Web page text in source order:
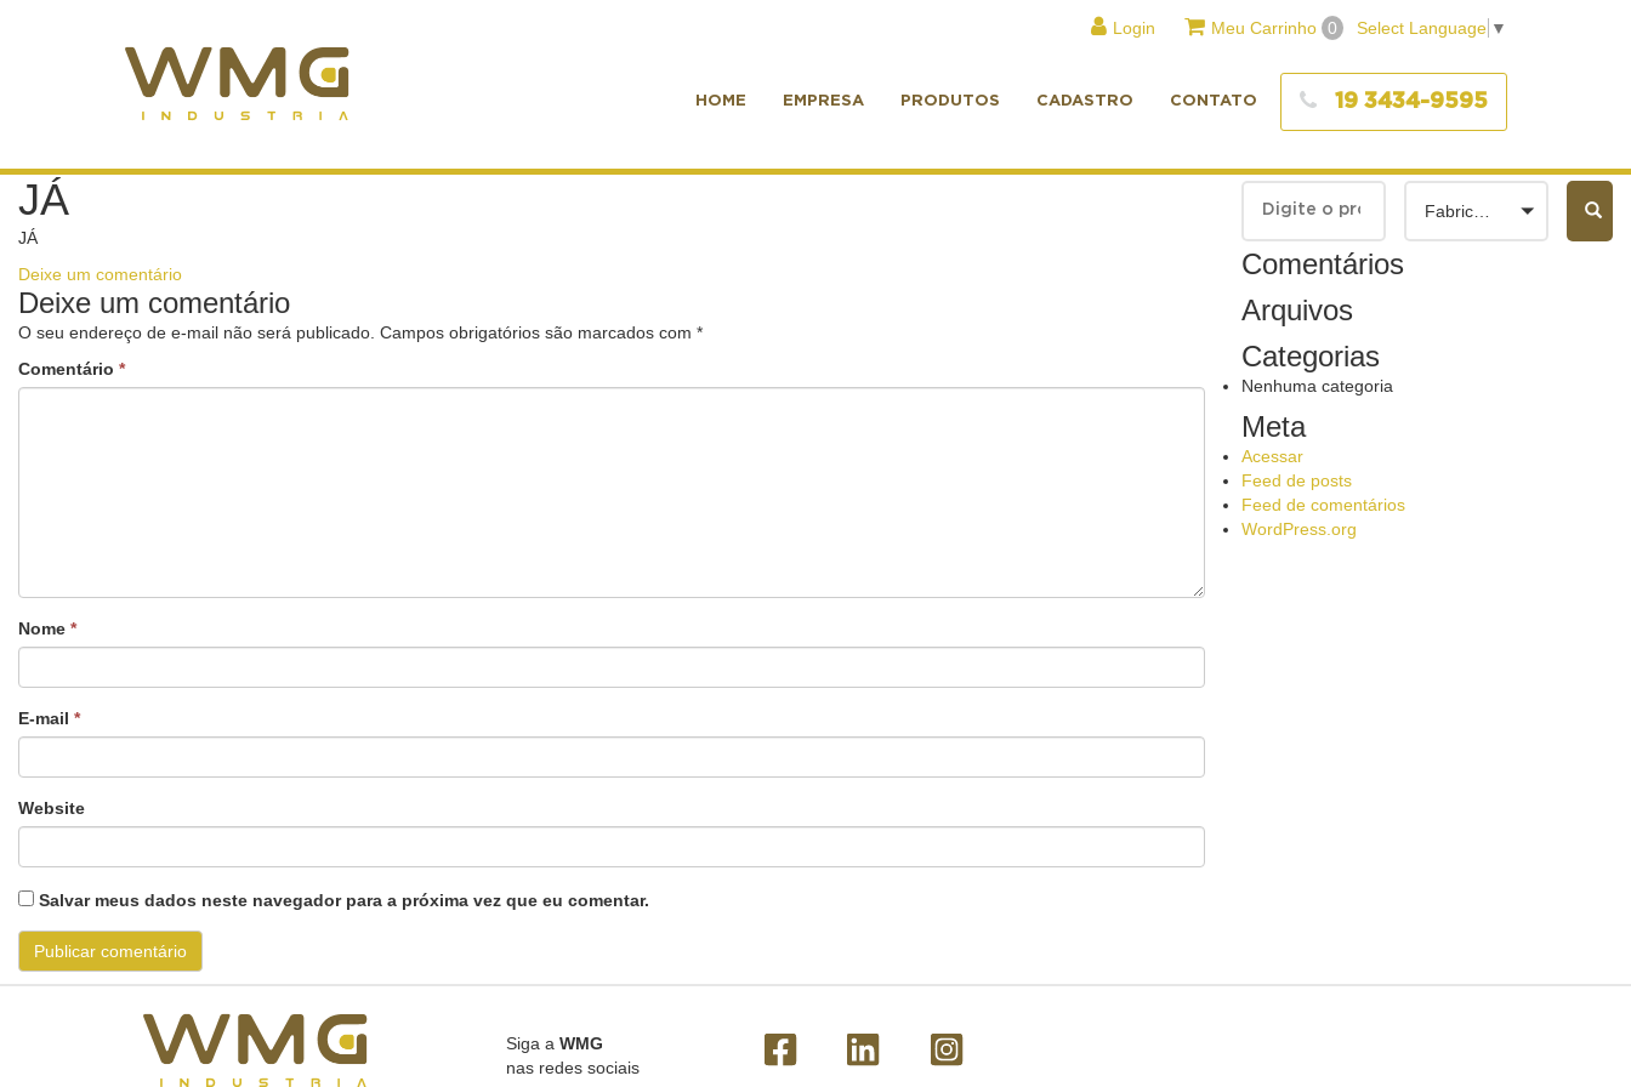
Login Meu Carrinho 0 Select Language ▼
HOME EMPRESA PRODUTOS CADASTRO CONTATO 19 3434-9595
JÁ
JÁ
Deixe um comentário
Deixe um comentário
O seu endereço de e-mail não será publicado. Campos obrigatórios são marcados com *
Comentário *
Nome *
E-mail *
Website
Salvar meus dados neste navegador para a próxima vez que eu comentar.
Fabricantes
Comentários
Arquivos
Categorias
Nenhuma categoria
Meta
Acessar
Feed de posts
Feed de comentários
WordPress.org
Siga a WMG
nas redes sociais